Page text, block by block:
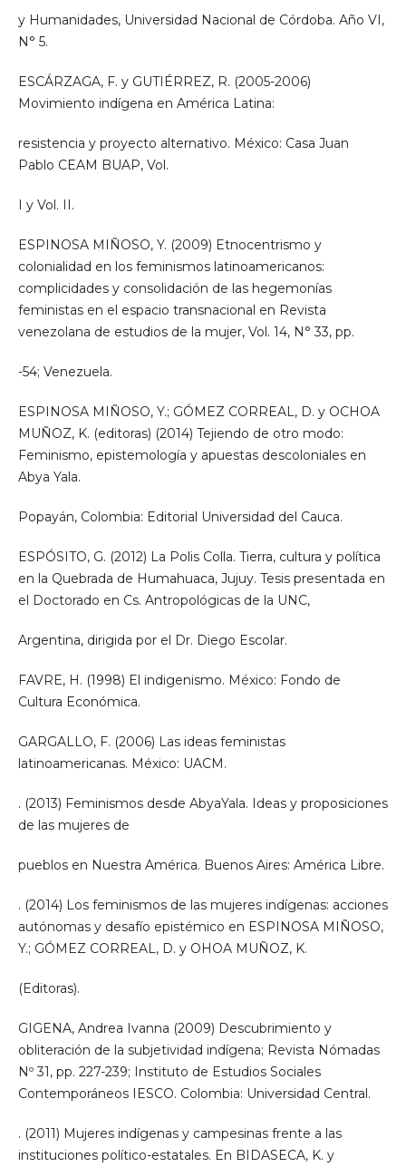
y Humanidades, Universidad Nacional de Córdoba. Año VI,
N° 5.
ESCÁRZAGA, F. y GUTIÉRREZ, R. (2005-2006)
Movimiento indígena en América Latina:
resistencia y proyecto alternativo. México: Casa Juan
Pablo CEAM BUAP, Vol.
I y Vol. II.
ESPINOSA MIÑOSO, Y. (2009) Etnocentrismo y
colonialidad en los feminismos latinoamericanos:
complicidades y consolidación de las hegemonías
feministas en el espacio transnacional en Revista
venezolana de estudios de la mujer, Vol. 14, N° 33, pp.
-54; Venezuela.
ESPINOSA MIÑOSO, Y.; GÓMEZ CORREAL, D. y OCHOA
MUÑOZ, K. (editoras) (2014) Tejiendo de otro modo:
Feminismo, epistemología y apuestas descoloniales en
Abya Yala.
Popayán, Colombia: Editorial Universidad del Cauca.
ESPÓSITO, G. (2012) La Polis Colla. Tierra, cultura y política
en la Quebrada de Humahuaca, Jujuy. Tesis presentada en
el Doctorado en Cs. Antropológicas de la UNC,
Argentina, dirigida por el Dr. Diego Escolar.
FAVRE, H. (1998) El indigenismo. México: Fondo de
Cultura Económica.
GARGALLO, F. (2006) Las ideas feministas
latinoamericanas. México: UACM.
. (2013) Feminismos desde AbyaYala. Ideas y proposiciones
de las mujeres de
pueblos en Nuestra América. Buenos Aires: América Libre.
. (2014) Los feminismos de las mujeres indígenas: acciones
autónomas y desafío epistémico en ESPINOSA MIÑOSO,
Y.; GÓMEZ CORREAL, D. y OHOA MUÑOZ, K.
(Editoras).
GIGENA, Andrea Ivanna (2009) Descubrimiento y
obliteración de la subjetividad indígena; Revista Nómadas
Nº 31, pp. 227-239; Instituto de Estudios Sociales
Contemporáneos IESCO. Colombia: Universidad Central.
. (2011) Mujeres indígenas y campesinas frente a las
instituciones político-estatales. En BIDASECA, K. y